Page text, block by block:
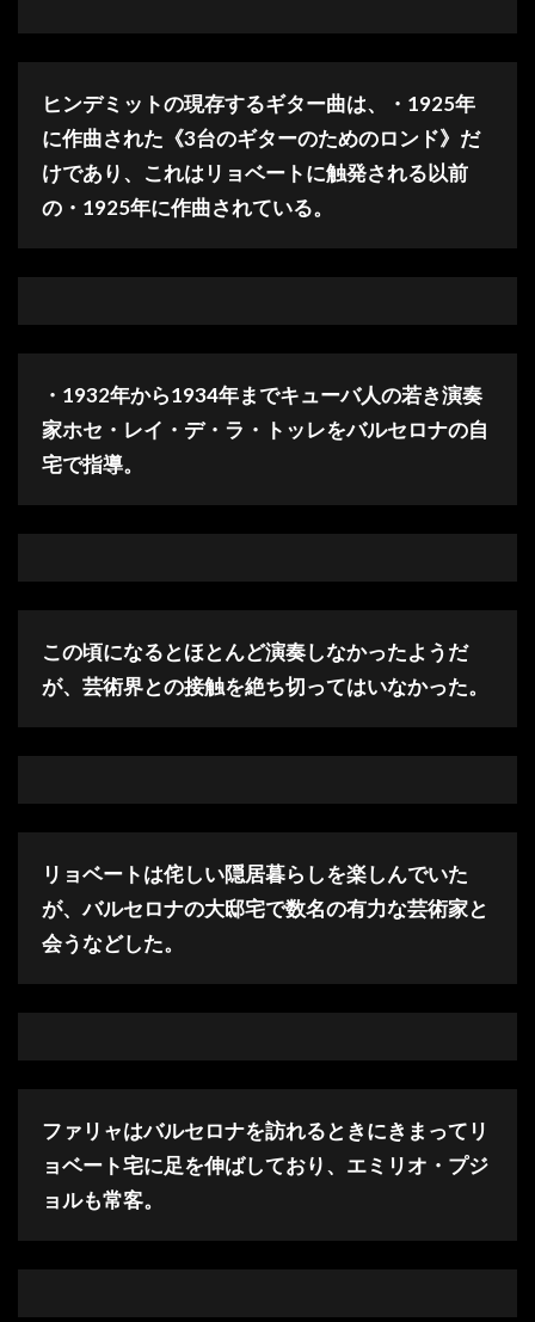
ヒンデミットの現存するギター曲は、・1925年
に作曲された《3台のギターのためのロンド》だ
けであり、これはリョベートに触発される以前
の・1925年に作曲されている。
・1932年から1934年までキューバ人の若き演奏
家ホセ・レイ・デ・ラ・トッレをバルセロナの自
宅で指導。
この頃になるとほとんど演奏しなかったようだ
が、芸術界との接触を絶ち切ってはいなかった。
リョベートは侘しい隠居暮らしを楽しんでいた
が、バルセロナの大邸宅で数名の有力な芸術家と
会うなどした。
ファリャはバルセロナを訪れるときにきまってリ
ョベート宅に足を伸ばしており、エミリオ・プジ
ョルも常客。